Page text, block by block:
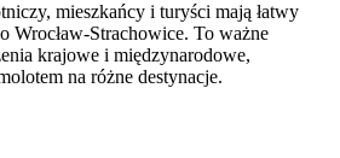
mieszkańcy i turyści mają łatwy
Wrocław-Strachowice. To ważne
krajowe i międzynarodowe,
na różne destynacje.